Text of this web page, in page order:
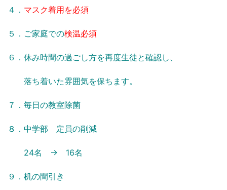
４． マスク着用を必須
５．ご家庭での検温必須
６．休み時間の過ごし方を再度生徒と確認し、
落ち着いた雰囲気を保ちます。
７．毎日の教室除菌
８．中学部 定員の削減
24名 → 16名
９．机の間引き